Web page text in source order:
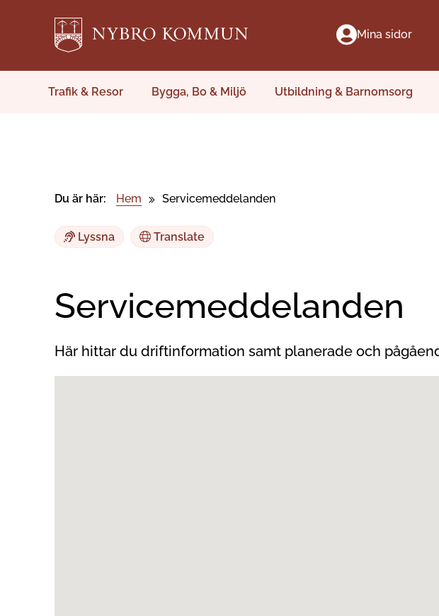
Mina sidor
Trafik & Resor Bygga, Bo & Miljö Utbildning & Barnomsorg
Du är här: Hem Servicemeddelanden
Lyssna Translate
Servicemeddelanden
Här hittar du driftinformation samt planerade och